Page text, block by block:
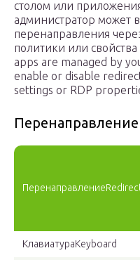
столом или
администратор может
перенаправления
политики или
apps are managed by
enable or disable
settings or RDP
КлавиатураKeyboard